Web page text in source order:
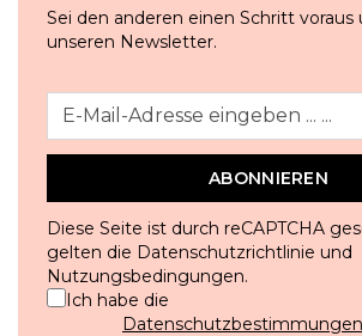
Sei den anderen einen Schritt voraus
unseren Newsletter.
ABONNIEREN
Diese Seite ist durch reCAPTCHA
gelten die Datenschutzrichtlinie und
Nutzungsbedingungen.
Ich habe die
Datenschutzbestimmungen